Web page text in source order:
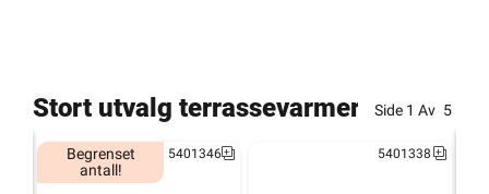
Stort utvalg terrassevarmere Side 1 Av 5
Begrenset
antall!
5401346 5401338